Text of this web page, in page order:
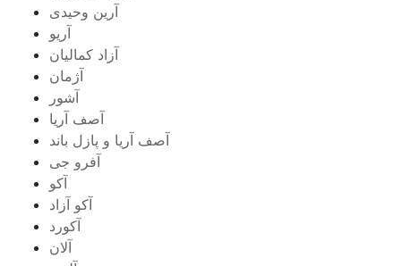
آرین وحیدی
آریو
آزاد کمالیان
آژمان
آشور
آصف آریا
آصف آریا و پازل باند
آفرو جی
آکو
آکو آزاد
آکورد
آلان